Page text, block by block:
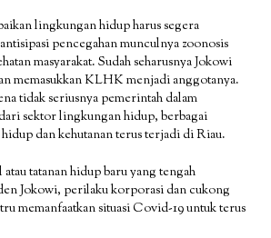
lingkungan hidup harus segera
pencegahan munculnya zoonosis
masyarakat. Sudah seharusnya Jokowi
memasukkan KLHK menjadi anggotanya.
tidak seriusnya pemerintah dalam
sektor lingkungan hidup, berbagai
dan kehutanan terus terjadi di Riau.
tatanan hidup baru yang tengah
Jokowi, perilaku korporasi dan cukong
memanfaatkan situasi Covid-19 untuk terus